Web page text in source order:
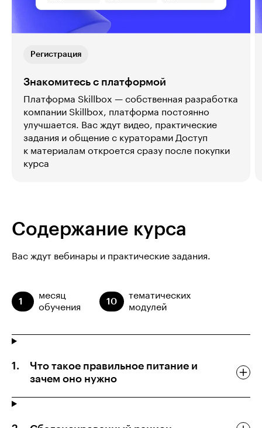
Регистрация
Знакомитесь с платформой
Платформа Skillbox — собственная разработка
компании Skillbox, платформа постоянно
улучшается. Вас ждут видео, практические
задания и общение с кураторами Доступ
к материалам откроется сразу после покупки
курса
Содержание курса
Вас ждут вебинары и практические задания.
1
месяц
обучения
10
тематических
модулей
Что такое правильное питание и
зачем оно нужно